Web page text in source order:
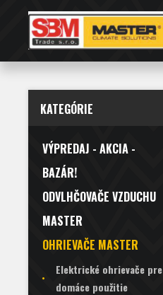
KATEGÓRIE
VÝPREDAJ - AKCIA -
BAZÁR!
ODVLHČOVAČE VZDUCHU
MASTER
OHRIEVAČE MASTER
Elektrické ohrievače pre
domáce použitie